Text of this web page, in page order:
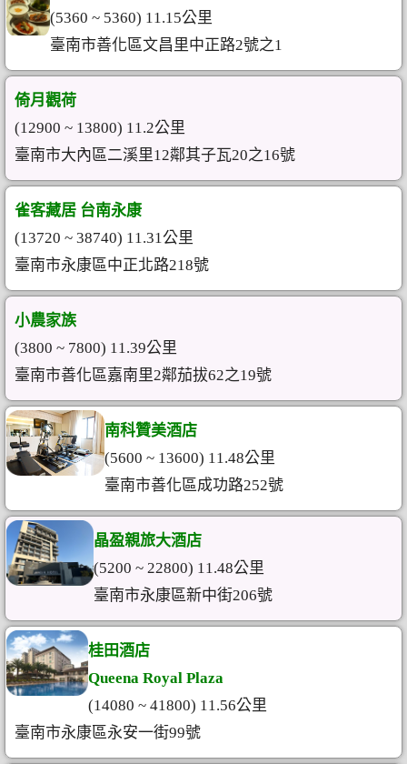
(5360 ~ 5360) 11.15公里
臺南市善化區文昌里中正路2號之1
倚月觀荷
(12900 ~ 13800) 11.2公里
臺南市大內區二溪里12鄰其子瓦20之16號
雀客藏居 台南永康
(13720 ~ 38740) 11.31公里
臺南市永康區中正北路218號
小農家族
(3800 ~ 7800) 11.39公里
臺南市善化區嘉南里2鄰茄拔62之19號
南科贊美酒店
(5600 ~ 13600) 11.48公里
臺南市善化區成功路252號
晶盈親旅大酒店
(5200 ~ 22800) 11.48公里
臺南市永康區新中街206號
桂田酒店
Queena Royal Plaza
(14080 ~ 41800) 11.56公里
臺南市永康區永安一街99號